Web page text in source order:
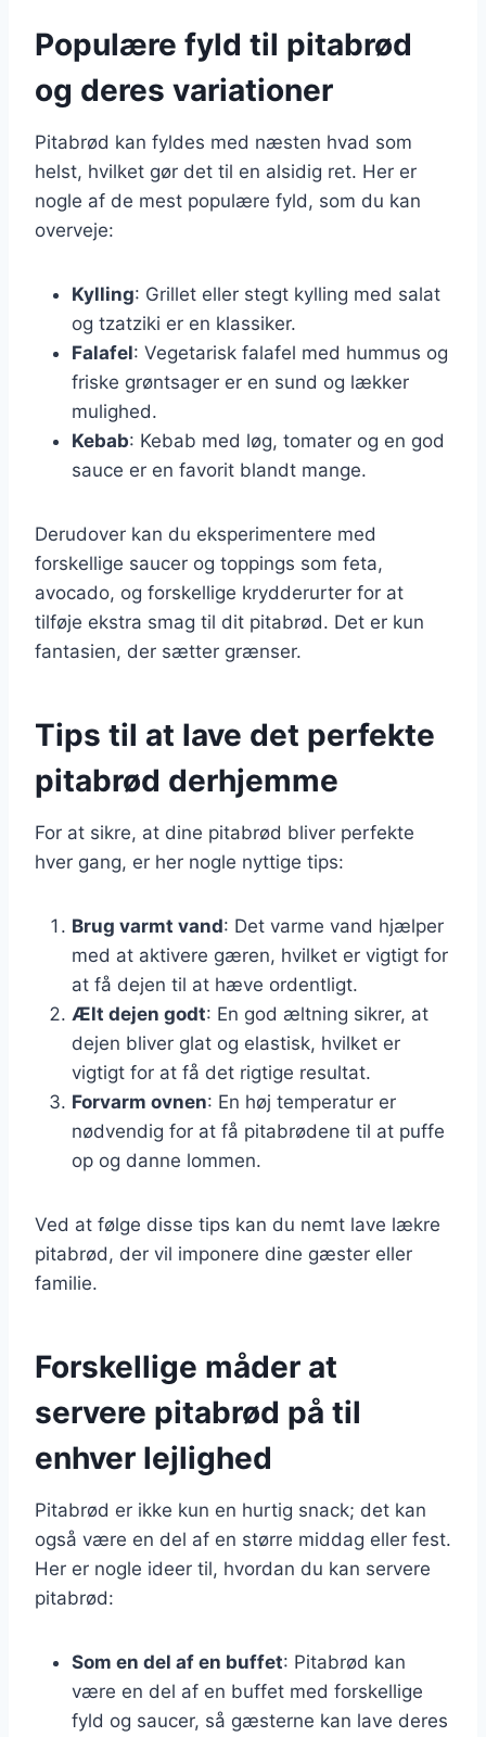
Populære fyld til pitabrød
og deres variationer
Pitabrød kan fyldes med næsten hvad som
helst, hvilket gør det til en alsidig ret. Her er
nogle af de mest populære fyld, som du kan
overveje:
Kylling: Grillet eller stegt kylling med salat
og tzatziki er en klassiker.
Falafel: Vegetarisk falafel med hummus og
friske grøntsager er en sund og lækker
mulighed.
Kebab: Kebab med løg, tomater og en god
sauce er en favorit blandt mange.
Derudover kan du eksperimentere med
forskellige saucer og toppings som feta,
avocado, og forskellige krydderurter for at
tilføje ekstra smag til dit pitabrød. Det er kun
fantasien, der sætter grænser.
Tips til at lave det perfekte
pitabrød derhjemme
For at sikre, at dine pitabrød bliver perfekte
hver gang, er her nogle nyttige tips:
Brug varmt vand: Det varme vand hjælper
med at aktivere gæren, hvilket er vigtigt for
at få dejen til at hæve ordentligt.
Ælt dejen godt: En god æltning sikrer, at
dejen bliver glat og elastisk, hvilket er
vigtigt for at få det rigtige resultat.
Forvarm ovnen: En høj temperatur er
nødvendig for at få pitabrødene til at puffe
op og danne lommen.
Ved at følge disse tips kan du nemt lave lækre
pitabrød, der vil imponere dine gæster eller
familie.
Forskellige måder at
servere pitabrød på til
enhver lejlighed
Pitabrød er ikke kun en hurtig snack; det kan
også være en del af en større middag eller fest.
Her er nogle ideer til, hvordan du kan servere
pitabrød:
Som en del af en buffet: Pitabrød kan
være en del af en buffet med forskellige
fyld og saucer, så gæsterne kan lave deres